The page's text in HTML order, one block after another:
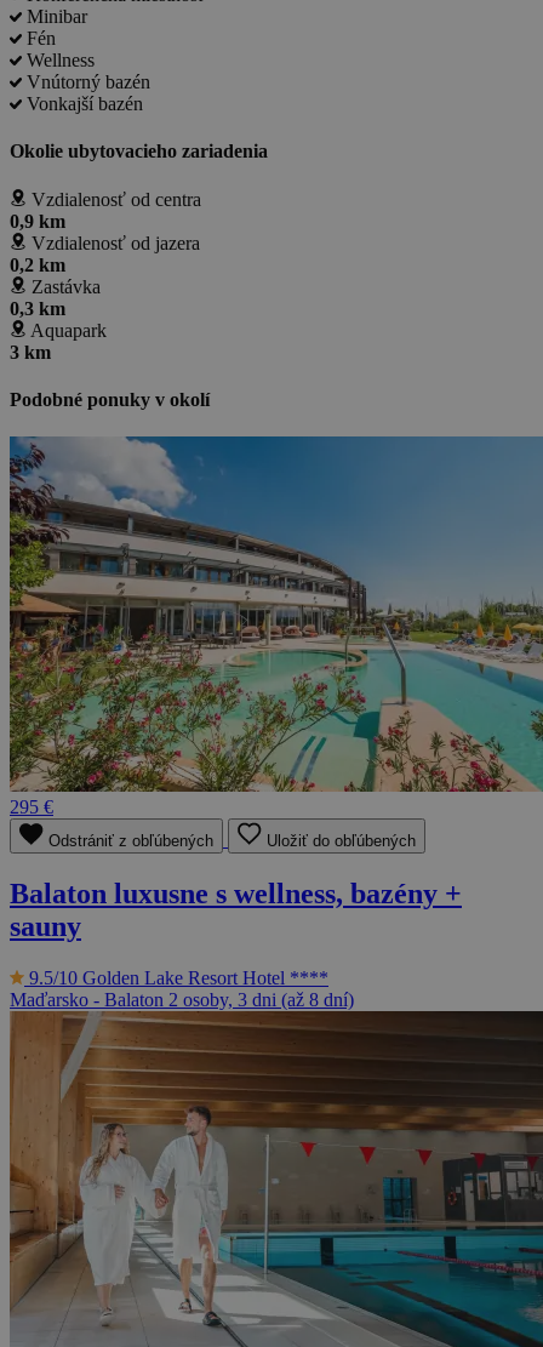
Minibar
Fén
Wellness
Vnútorný bazén
Vonkajší bazén
Okolie ubytovacieho zariadenia
Vzdialenosť od centra
0,9 km
Vzdialenosť od jazera
0,2 km
Zastávka
0,3 km
Aquapark
3 km
Podobné ponuky v okolí
295 €
Odstrániť z obľúbených Uložiť do obľúbených
Balaton luxusne s wellness, bazény +
sauny
9.5/10 Golden Lake Resort Hotel ****
Maďarsko - Balaton 2 osoby, 3 dni (až 8 dní)